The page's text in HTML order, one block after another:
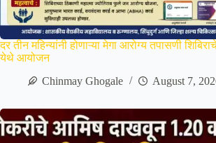
दर तीन महिन्यांनी होणाऱ्या मेगा आरोग्य तपासणी
येथे आयोजन
Chinmay Ghogale
August 7,